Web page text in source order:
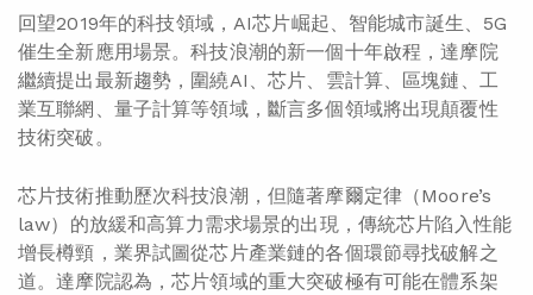
回望2019年的科技領域，AI芯片崛起、智能城市誕生、5G
催生全新應用場景。科技浪潮的新一個十年啟程，達摩院
繼續提出最新趨勢，圍繞AI、芯片、雲計算、區塊鏈、工
業互聯網、量子計算等領域，斷言多個領域將出現顛覆性
技術突破。
芯片技術推動歷次科技浪潮，但隨著摩爾定律（Moore’s
law）的放緩和高算力需求場景的出現，傳統芯片陷入性能
增長樽頸，業界試圖從芯片產業鏈的各個環節尋找破解之
道。達摩院認為，芯片領域的重大突破極有可能在體系架